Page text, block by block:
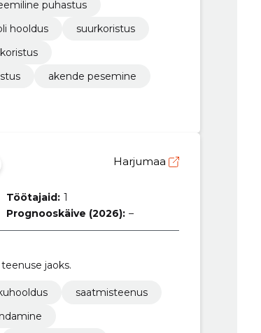
puhastus
hooldus
suurkoristus
akende pesemine
Harjumaa
Töötajaid: 1
Prognooskäive (2026): –
jaoks.
saatmisteenus